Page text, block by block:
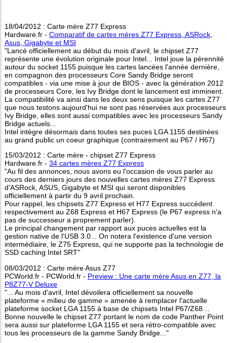
18/04/2012 : Carte mère Z77 Express
Hardware.fr - Comparatif de cartes mères Z77 Express, ASRock,
Asus, Gigabyte et MSI
"Lancé officiellement au début du mois d'avril, le chipset Z77
représente une évolution originale pour Intel... Intel joue la pérennité
autour du socket 1155 puisque les cartes lancées l'année dernière,
en compagnon des processeurs Core Sandy Bridge seront
compatibles - via une mise à jour de BIOS - avec la génération 2012
de processeurs Core, les Ivy Bridge dont le lancement est imminent.
La compatibilité va ainsi dans les deux sens puisque les cartes Z77
que nous testons aujourd'hui ne sont pas réservées aux processeurs
Ivy Bridge, elles sont aussi compatibles avec les processeurs Sandy
Bridge actuels...
Intel intègre désormais dans toutes ses puces LGA 1155 destinées
au grand public un coeur graphique (contrairement au P67 / H67)
15/03/2012 : Carte mère - chipset Z77 Express
Hardware.fr - 34 cartes mères Z77 Express
"Au fil des annonces, nous avons eu l'occasion de vous parler au
cours des derniers jours des nouvelles cartes mères Z77 Express
d'ASRock, ASUS, Gigabyte et MSI qui seront disponibles
officiellement à partir du 9 avril prochain.
Pour rappel, les chipsets Z77 Express et H77 Express succèdent
respectivement au Z68 Express et H67 Express (le P67 express n'a
pas de successeur a proprement parler).
Le principal changement par rapport aux puces actuelles est la
gestion native de l'USB 3.0... On notera l'existence d'une version
intermédiaire, le Z75 Express, qui ne supporte pas la technologie de
SSD caching Intel SRT"
08/03/2012 : Carte mère Asus Z77
PCWorld.fr - PCWorld.fr - Preview : Une carte mère Asus en Z77, la
P8Z77-V Deluxe
"... Au mois d'avril, Intel dévoilera officiellement sa nouvelle
plateforme « milieu de gamme » amenée à remplacer l'actuelle
plateforme socket LGA 1155 à base de chipsets Intel P67/Z68…
Bonne nouvelle le chipset Z77 portant le nom de code Panther Point
sera aussi sur plateforme LGA 1155 et sera rétro-compatible avec
tous les processeurs de la gamme Sandy Bridge..."